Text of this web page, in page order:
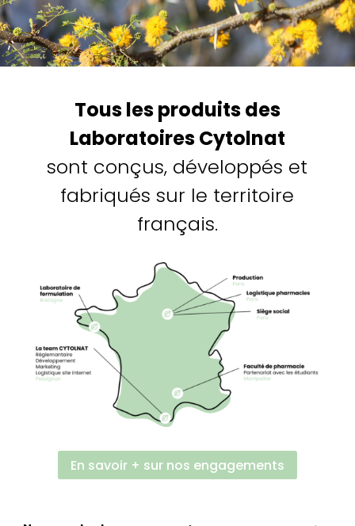
Tous les produits des
Laboratoires Cytolnat
sont conçus, développés et
fabriqués sur le territoire
français.
En savoir + sur nos engagements